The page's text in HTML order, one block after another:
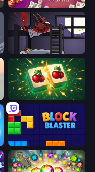
Mahjong Unlimited
The Visitor
Mahjong Puzzle: Tile Match
Block Blaster